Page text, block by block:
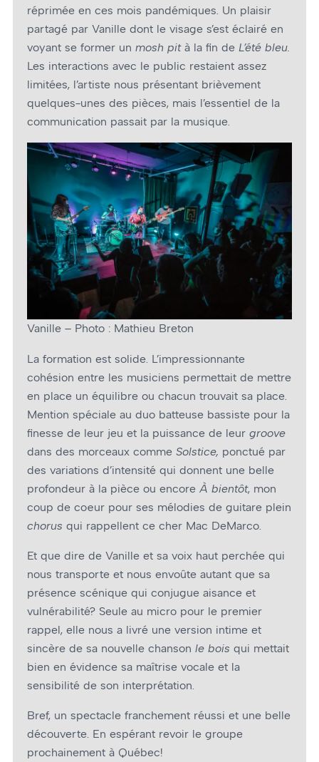
réprimée en ces mois pandémiques. Un plaisir
partagé par Vanille dont le visage s’est éclairé en
voyant se former un mosh pità la fin de L’été bleu.
Les interactions avec le public restaient assez
limitées, l’artiste nous présentant brièvement
quelques-unes des pièces, mais l’essentiel de la
communication passait par la musique.
Vanille – Photo : Mathieu Breton
La formation est solide. L’impressionnante
cohésion entre les musiciens permettait de mettre
en place un équilibre ou chacun trouvait sa place.
Mention spéciale au duo batteuse bassiste pour la
finesse de leur jeu et la puissance de leur groove
dans des morceaux comme Solstice, ponctué par
des variations d’intensité qui donnent une belle
profondeur à la pièce ou encore À bientôt, mon
coup de cœur pour ses mélodies de guitare plein
chorus qui rappellent ce cher Mac DeMarco.
Et que dire de Vanille et sa voix haut perchée qui
nous transporte et nous envoûte autant que sa
présence scénique qui conjugue aisance et
vulnérabilité? Seule au micro pour le premier
rappel, elle nous a livré une version intime et
sincère de sa nouvelle chanson le bois qui mettait
bien en évidence sa maîtrise vocale et la
sensibilité de son interprétation.
Bref, un spectacle franchement réussi et une belle
découverte. En espérant revoir le groupe
prochainement à Québec!